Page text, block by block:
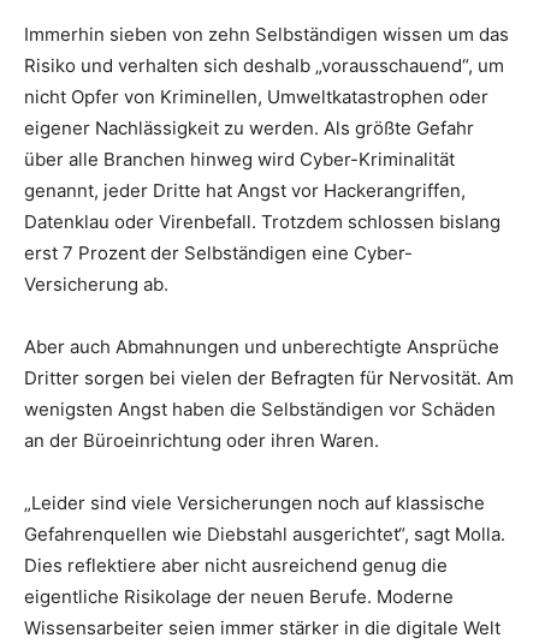
Immerhin sieben von zehn Selbständigen wissen um das
Risiko und verhalten sich deshalb „vorausschauend“, um
nicht Opfer von Kriminellen, Umweltkatastrophen oder
eigener Nachlässigkeit zu werden. Als größte Gefahr
über alle Branchen hinweg wird Cyber-Kriminalität
genannt, jeder Dritte hat Angst vor Hackerangriffen,
Datenklau oder Virenbefall. Trotzdem schlossen bislang
erst 7 Prozent der Selbständigen eine Cyber-
Versicherung ab.
Aber auch Abmahnungen und unberechtigte Ansprüche
Dritter sorgen bei vielen der Befragten für Nervosität. Am
wenigsten Angst haben die Selbständigen vor Schäden
an der Büroeinrichtung oder ihren Waren.
„Leider sind viele Versicherungen noch auf klassische
Gefahrenquellen wie Diebstahl ausgerichtet“, sagt Molla.
Dies reflektiere aber nicht ausreichend genug die
eigentliche Risikolage der neuen Berufe. Moderne
Wissensarbeiter seien immer stärker in die digitale Welt